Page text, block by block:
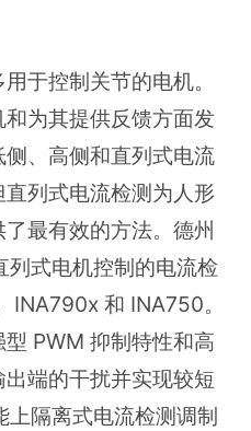
于控制关节的电机。
为其提供反馈方面发
、高侧和直列式电流
列式电流检测为人形
最有效的方法。德州
式电机控制的电流检
INA790x 和 INA750。
PWM 抑制特性和高
端的干扰并实现较短
上隔离式电流检测调制